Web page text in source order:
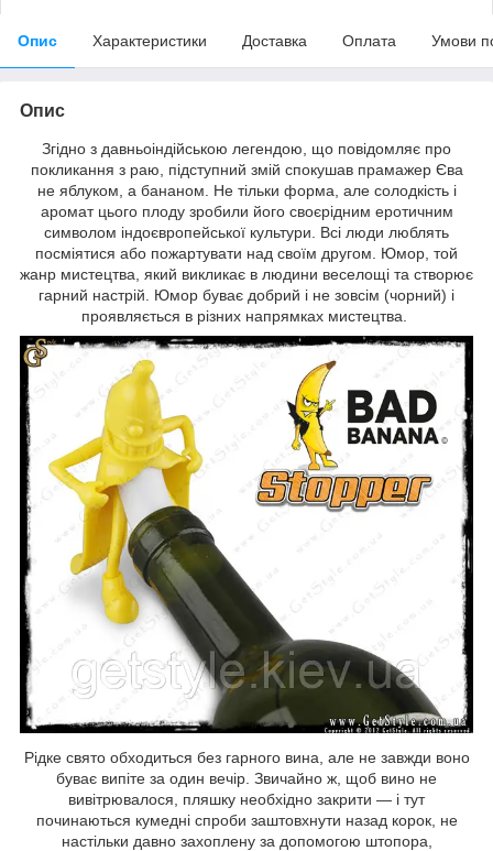
Опис Характеристики Доставка Оплата Умови
Опис
Згідно з давньоіндійською легендою, що повідомляє про
покликання з раю, підступний змій спокушав прамажер Єва
не яблуком, а бананом. Не тільки форма, але солодкість і
аромат цього плоду зробили його своєрідним еротичним
символом індоєвропейської культури. Всі люди люблять
посміятися або пожартувати над своїм другом. Юмор, той
жанр мистецтва, який викликає в людини веселощі та створює
гарний настрій. Юмор буває добрий і не зовсім (чорний) і
проявляється в різних напрямках мистецтва.
Рідке свято обходиться без гарного вина, але не завжди воно
буває випіте за один вечір. Звичайно ж, щоб вино не
вивітрювалося, пляшку необхідно закрити — і тут
починаються кумедні спроби заштовхнути назад корок, не
настільки давно захоплену за допомогою штопора,